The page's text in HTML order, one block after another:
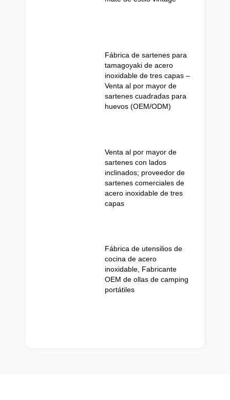
Fábrica de sartenes para
tamagoyaki de acero
inoxidable de tres capas –
Venta al por mayor de
sartenes cuadradas para
huevos (OEM/ODM)
Venta al por mayor de
sartenes con lados
inclinados; proveedor de
sartenes comerciales de
acero inoxidable de tres
capas
Fábrica de utensilios de
cocina de acero
inoxidable, Fabricante
OEM de ollas de camping
portátiles